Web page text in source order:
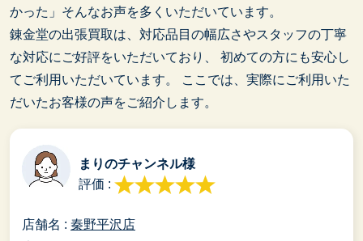
かった」そんなお声を多くいただいています。
錬金堂の出張買取は、対応品目の幅広さやスタッフの丁寧
な対応にご好評をいただいており、
初めての方にも安心し
てご利用いただいています。
ここでは、実際にご利用いた
だいたお客様の声をご紹介します。
まりのチャンネル様
評価 :
店舗名 : 秦野平沢店